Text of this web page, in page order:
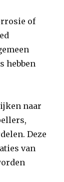
of
hebben
naar
Deze
van